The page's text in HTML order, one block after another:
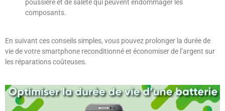
poussière et de saleté qui peuvent endommager les
composants.
En suivant ces conseils simples, vous pouvez prolonger la durée de
vie de votre smartphone reconditionné et économiser de l’argent sur
les réparations coûteuses.